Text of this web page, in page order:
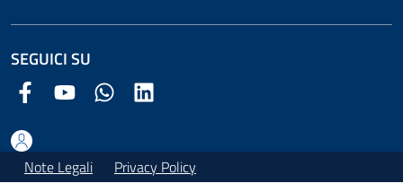
SEGUICI SU
Facebook Comune di Arezzo
Youtube Comune di Arezzo
Twitter Comune di Arezzo
Note Legali Privacy Policy